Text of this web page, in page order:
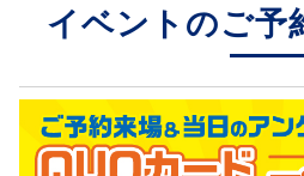
イベントのご予